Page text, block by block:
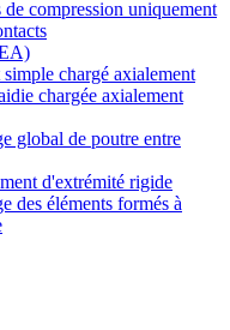
compression uniquement
chargé axialement
chargée axialement
global de poutre entre
d'extrémité rigide
des éléments formés à